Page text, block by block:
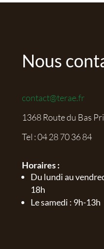
Nous
contact@terae.fr
1368 Route du Bas
Tel :04 28 70 36 84
Horaires :
Du lundi au
18h
Le samedi : 9h-13h